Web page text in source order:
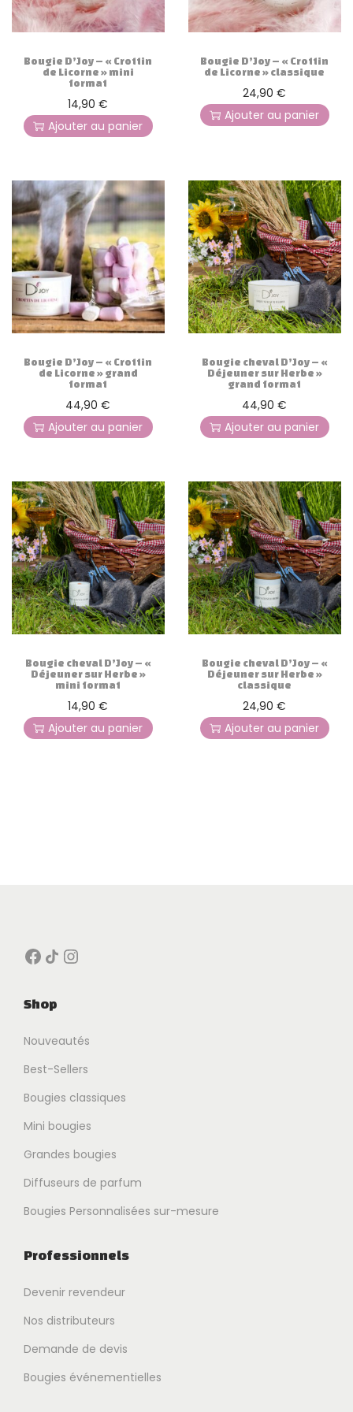
Bougie D’Joy – « Crottin
de Licorne » mini
format
14,90€
Ajouter au panier
Bougie D’Joy – « Crottin
de Licorne » classique
24,90€
Ajouter au panier
Bougie D’Joy – « Crottin
de Licorne » grand
format
44,90€
Ajouter au panier
Bougie cheval D’Joy – «
Déjeuner sur Herbe »
grand format
44,90€
Ajouter au panier
Bougie cheval D’Joy – «
Déjeuner sur Herbe »
mini format
14,90€
Ajouter au panier
Bougie cheval D’Joy – «
Déjeuner sur Herbe »
classique
24,90€
Ajouter au panier
Facebook Icône de partage Instagram
Shop
Nouveautés
Best-Sellers
Bougies classiques
Mini bougies
Grandes bougies
Diffuseurs de parfum
Bougies Personnalisées sur-mesure
Professionnels
Devenir revendeur
Nos distributeurs
Demande de devis
Bougies événementielles